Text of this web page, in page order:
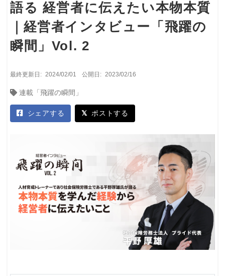
語る 経営者に伝えたい本物本質
｜経営者インタビュー「飛躍の
瞬間」Vol. 2
最終更新日: 2024/02/01 公開日: 2023/02/16
連載「飛躍の瞬間」
シェアする ポストする